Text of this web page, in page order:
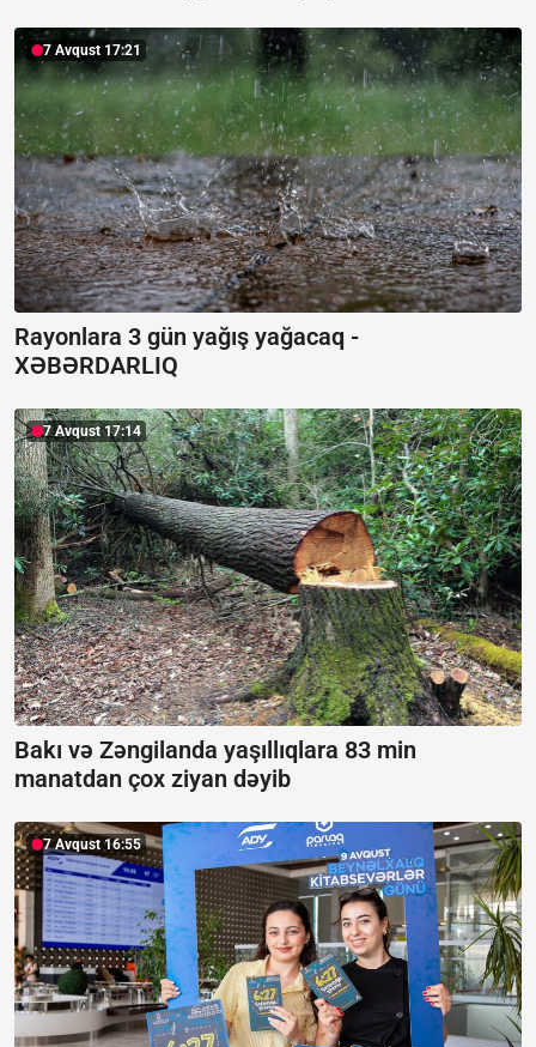
7 Avqust 17:21
Rayonlara 3 gün yağış yağacaq -
XƏBƏRDARLIQ
7 Avqust 17:14
Bakı və Zəngilanda yaşıllıqlara 83 min
manatdan çox ziyan dəyib
7 Avqust 16:55